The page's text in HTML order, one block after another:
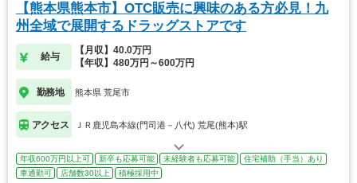
【熊本県熊本市】OTC販売に興味のある方必見！九
州全域で展開するドラッグストアです
給与
【月収】40.0万円
【年収】480万円～600万円
勤務地 熊本県 荒尾市
アクセス ＪＲ鹿児島本線(門司港－八代) 荒尾(熊本)駅
年収600万円以上可 新卒も応募可能 未経験者も応募可能
住宅補助（手当）あり
車通勤可
店舗数30以上 積極採用中